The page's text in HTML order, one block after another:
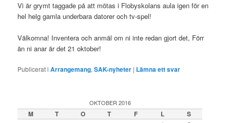
Vi är grymt taggade på att mötas i Flobyskolans aula igen för en
hel helg gamla underbara datorer och tv-spel!
Välkomna! Inventera och anmäl om ni inte redan gjort det, Förr
än ni anar är det 21 oktober!
Publicerat i Arrangemang,SAK-nyheter | Lämna ett svar
OKTOBER 2016
M T O T F L S